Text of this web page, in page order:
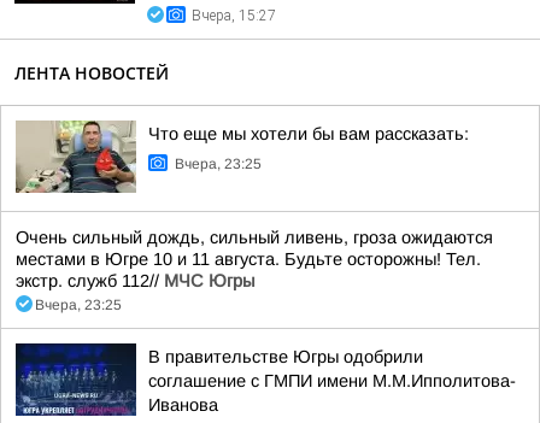
Вчера, 15:27
ЛЕНТА НОВОСТЕЙ
Что еще мы хотели бы вам рассказать:
Вчера, 23:25
Очень сильный дождь, сильный ливень, гроза ожидаются
местами в Югре 10 и 11 августа. Будьте осторожны! Тел.
экстр. служб 112// МЧС Югры
Вчера, 23:25
В правительстве Югры одобрили
соглашение с ГМПИ имени М.М.Ипполитова-
Иванова